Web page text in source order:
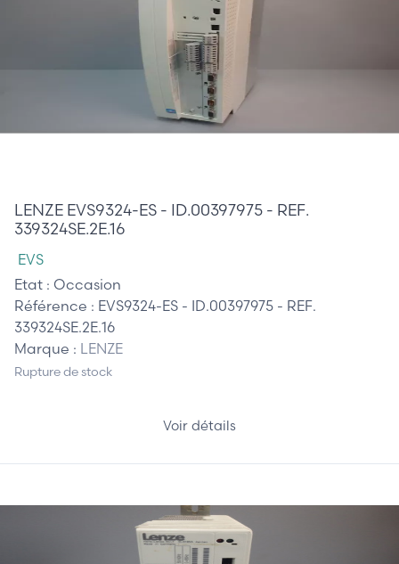
LENZE EVS9324-ES - ID.00397975 - REF.
339324SE.2E.16
EVS
Etat : Occasion
Référence : EVS9324-ES - ID.00397975 - REF.
339324SE.2E.16
Marque : LENZE
Rupture de stock
Voir détails